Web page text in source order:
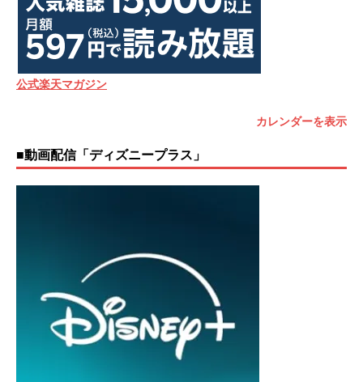
公式楽天マガジン
カレンダーを表示
■動画配信「ディズニープラス」